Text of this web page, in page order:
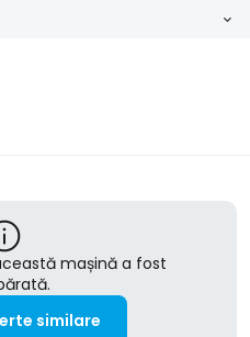
mașină a fost
similare